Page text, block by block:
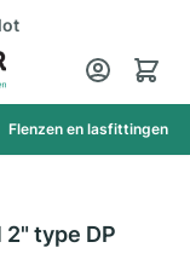
Cart
Flenzen en lasfittingen
type DP